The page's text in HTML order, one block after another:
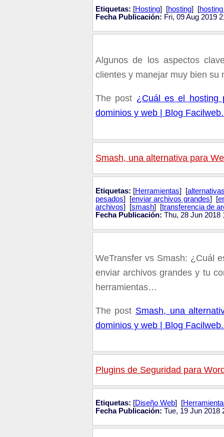
Etiquetas: [Hosting] [hosting] [
Fecha Publicación: Fri, 09 Aug 2019
Algunos de los aspectos
clientes y manejar muy bien
The post ¿Cuál es el hosting
dominios y web | Blog
Smash, una alternativa para
Etiquetas: [Herramientas] [
pesados] [enviar archivos grandes] [
archivos] [smash] [transferencia de
Fecha Publicación: Thu, 28 Jun 2018
WeTransfer vs Smash: ¿Cuál
enviar archivos grandes y tu
herramientas…
The post Smash, una
dominios y web | Blog
Plugins de Seguridad para
Etiquetas: [Diseño Web] [
Fecha Publicación: Tue, 19 Jun 2018